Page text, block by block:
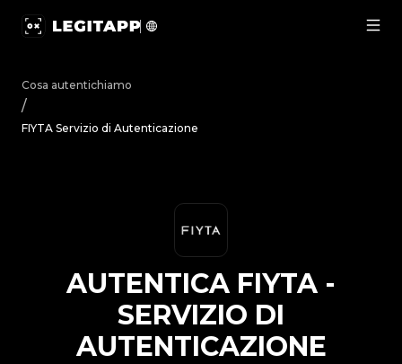
Cosa autentichiamo
/
FIYTA Servizio di Autenticazione
AUTENTICA FIYTA -
SERVIZIO DI
AUTENTICAZIONE